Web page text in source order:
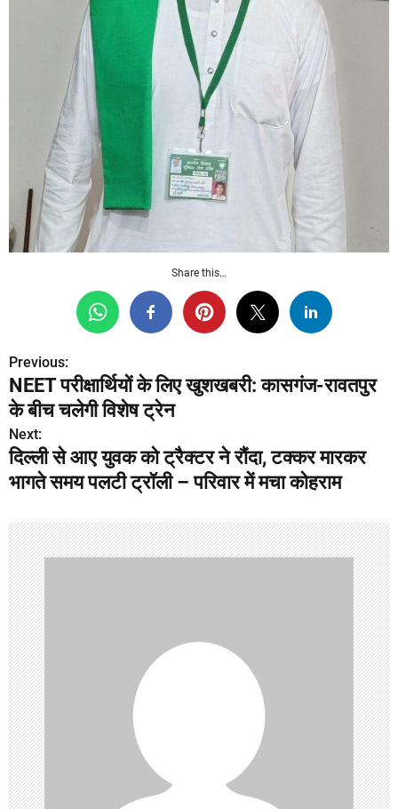
Share this…
P
o
s
t
a
v
i
g
a
t
i
o
Previous:
NEET परीक्षार्थियों के लिए खुशखबरी: कासगंज-रावतपुर
के बीच चलेगी विशेष ट्रेन
Next:
दिल्ली से आए युवक को ट्रैक्टर ने रौंदा, टक्कर मारकर
भागते समय पलटी ट्रॉली – परिवार में मचा कोहराम